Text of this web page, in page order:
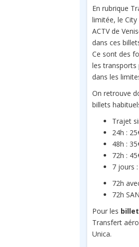
En rubrique
limitée, le
ACTV de
dans ces
Ce sont des
les transports
dans les
On retrouve
billets
Trajet
24h :
48h :
72h :
7 jours
72h
72h
Pour les
Transfert
Unica.